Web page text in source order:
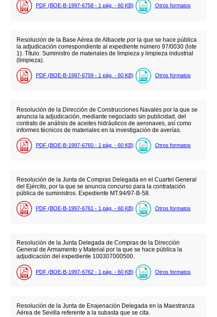
PDF (BOE-B-1997-6758 - 1 pág. - 60 KB) Otros formatos
Resolución de la Base Aérea de Albacete por la que se hace pública
la adjudicación correspondiente al expediente número 97/0030 (lote
1). Título: Suministro de materiales de limpieza y limpieza industrial
(limpieza).
PDF (BOE-B-1997-6759 - 1 pág. - 60 KB) Otros formatos
Resolución de la Dirección de Construcciones Navales por la que se
anuncia la adjudicación, mediante negociado sin publicidad, del
contrato de análisis de aceites hidráulicos de aeronaves, así como
informes técnicos de materiales en la investigación de averías.
PDF (BOE-B-1997-6760 - 1 pág. - 60 KB) Otros formatos
Resolución de la Junta de Compras Delegada en el Cuartel General
del Ejército, por la que se anuncia concurso para la contratación
pública de suministros. Expediente MT.94/97-B-58.
PDF (BOE-B-1997-6761 - 1 pág. - 60 KB) Otros formatos
Resolución de la Junta Delegada de Compras de la Dirección
General de Armamento y Material por la que se hace pública la
adjudicación del expediente 100307000500.
PDF (BOE-B-1997-6762 - 1 pág. - 60 KB) Otros formatos
Resolución de la Junta de Enajenación Delegada en la Maestranza
Aérea de Sevilla referente a la subasta que se cita.